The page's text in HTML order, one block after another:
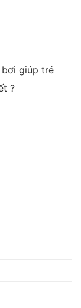
bơi giúp trẻ
?